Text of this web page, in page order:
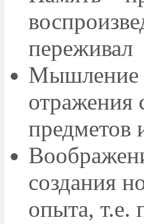
переживал
Мышление
отражения
предметов
создания
опыта, т.е.